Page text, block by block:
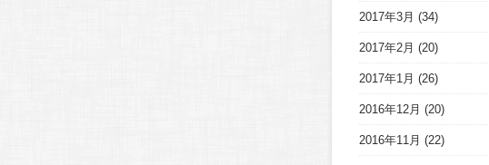
2017年3月 (34)
2017年2月 (20)
2017年1月 (26)
2016年12月 (20)
2016年11月 (22)